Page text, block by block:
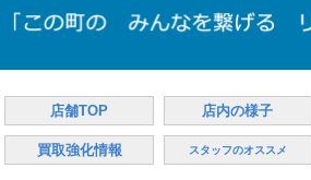
店舗TOP 店内の様子
買取強化情報 スタッフのオススメ